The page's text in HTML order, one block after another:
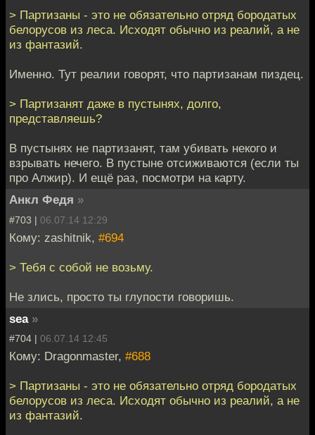
> Партизаны - это не обязательно отряд бородатых
белорусов из леса. Исходят обычно из реалий, а не
из фантазий.
Именно. Тут реалии говорят, что партизанам пиздец.
> Партизанят даже в пустынях, долго,
представляешь?
В пустынях не партизанят, там убивать некого и
взрывать нечего. В пустыне отсиживаются (если ты
про Алжир). И ещё раз, посмотри на карту.
Анкл Федя »
#703 | 06.07.14 12:29
Кому: zashitnik, #694
> Тебя с собой не возьму.
Не злись, просто ты глупости говоришь.
sea »
#704 | 06.07.14 12:45
Кому: Dragonmaster, #688
> Партизаны - это не обязательно отряд бородатых
белорусов из леса. Исходят обычно из реалий, а не
из фантазий.